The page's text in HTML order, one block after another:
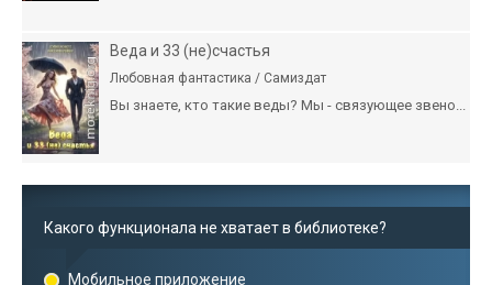
Веда и 33 (не)счастья
Любовная фантастика / Самиздат
Вы знаете, кто такие веды? Мы - связующее звено...
Какого функционала не хватает в библиотеке?
Мобильное приложение